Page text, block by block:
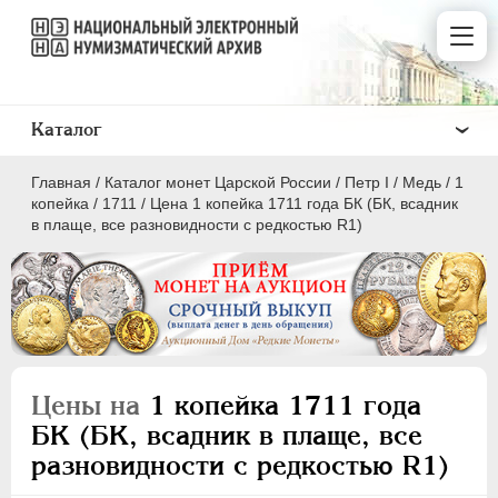
Главная / Каталог монет Царской России / Пeтр I / Медь / 1
копейка / 1711 / Цена 1 копейка 1711 года БК (БК, всадник
в плаще, все разновидности с редкостью R1)
Цены на 1 копейка 1711 года
БК (БК, всадник в плаще, все
разновидности с редкостью R1)
Каталог
ПEТР I 1699 - 1725
Серебро
Медь
5 копеек